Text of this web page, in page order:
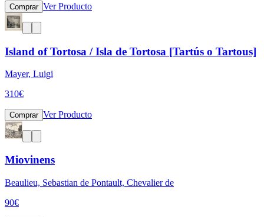
Comprar Ver Producto
Island of Tortosa / Isla de Tortosa [Tartús o Tartous]
Mayer, Luigi
310€
Comprar Ver Producto
Miovinens
Beaulieu, Sebastian de Pontault, Chevalier de
90€